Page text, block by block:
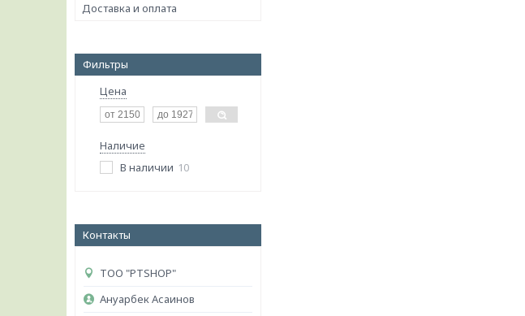
Доставка и оплата
Фильтры
Цена
Наличие
В наличии 10
Контакты
ТОО "PTSHOP"
Ануарбек Асаинов